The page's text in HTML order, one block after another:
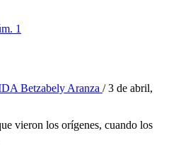
1
Betzabely Aranza / 3 de abril,
vieron los orígenes, cuando los